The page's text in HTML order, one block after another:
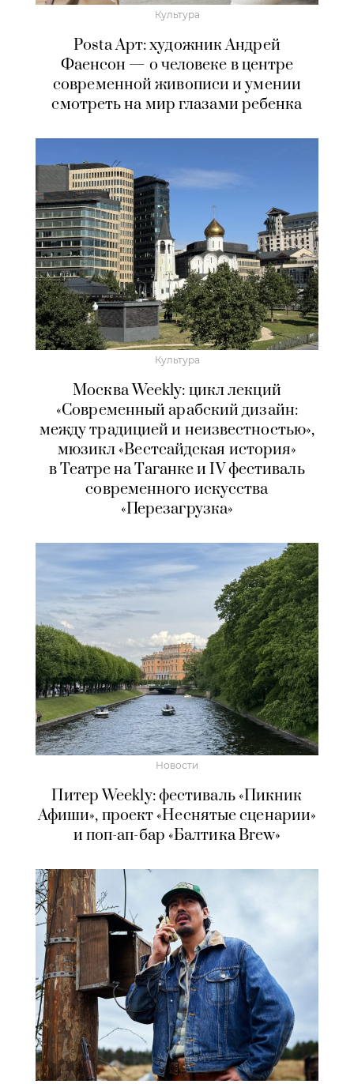
Культура
Posta Арт: художник Андрей
Фаенсон — о человеке в центре
современной живописи и умении
смотреть на мир глазами ребенка
Культура
Москва Weekly: цикл лекций
«Современный арабский дизайн:
между традицией и неизвестностью»,
мюзикл «Вестсайдская история»
в Театре на Таганке и IV фестиваль
современного искусства
«Перезагрузка»
Новости
Питер Weekly: фестиваль «Пикник
Афиши», проект «Неснятые сценарии»
и поп-ап-бар «Балтика Brew»